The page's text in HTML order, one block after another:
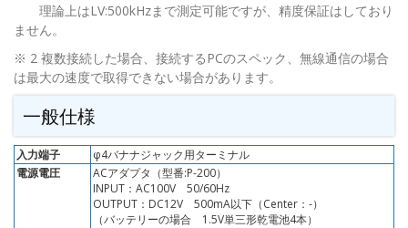
理論上はLV:500kHzまで測定可能ですが、精度保証はしており
ません。
※ 2 複数接続した場合、接続するPCのスペック、無線通信の場合
は最大の速度で取得できない場合があります。
一般仕様
入力端子
φ4バナナジャック用ターミナル
電源電圧
ACアダプタ（型番:P-200）
INPUT：AC100V 50/60Hz
OUTPUT：DC12V 500mA以下（Center：-）
（バッテリーの場合 1.5V単三形乾電池4本）